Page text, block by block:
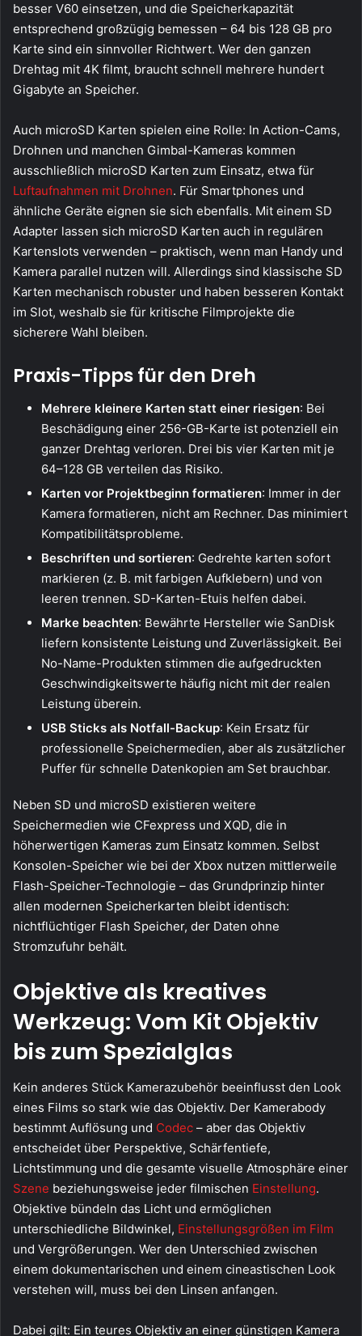
besser V60 einsetzen, und die Speicherkapazität
entsprechend großzügig bemessen – 64 bis 128 GB pro
Karte sind ein sinnvoller Richtwert. Wer den ganzen
Drehtag mit 4K filmt, braucht schnell mehrere hundert
Gigabyte an Speicher.
Auch microSD Karten spielen eine Rolle: In Action-Cams,
Drohnen und manchen Gimbal-Kameras kommen
ausschließlich microSD Karten zum Einsatz, etwa für
Luftaufnahmen mit Drohnen. Für Smartphones und
ähnliche Geräte eignen sie sich ebenfalls. Mit einem SD
Adapter lassen sich microSD Karten auch in regulären
Kartenslots verwenden – praktisch, wenn man Handy und
Kamera parallel nutzen will. Allerdings sind klassische SD
Karten mechanisch robuster und haben besseren Kontakt
im Slot, weshalb sie für kritische Filmprojekte die
sicherere Wahl bleiben.
Praxis-Tipps für den Dreh
Mehrere kleinere Karten statt einer riesigen: Bei
Beschädigung einer 256-GB-Karte ist potenziell ein
ganzer Drehtag verloren. Drei bis vier Karten mit je
64–128 GB verteilen das Risiko.
Karten vor Projektbeginn formatieren: Immer in der
Kamera formatieren, nicht am Rechner. Das minimiert
Kompatibilitätsprobleme.
Beschriften und sortieren: Gedrehte karten sofort
markieren (z. B. mit farbigen Aufklebern) und von
leeren trennen. SD-Karten-Etuis helfen dabei.
Marke beachten: Bewährte Hersteller wie SanDisk
liefern konsistente Leistung und Zuverlässigkeit. Bei
No-Name-Produkten stimmen die aufgedruckten
Geschwindigkeitswerte häufig nicht mit der realen
Leistung überein.
USB Sticks als Notfall-Backup: Kein Ersatz für
professionelle Speichermedien, aber als zusätzlicher
Puffer für schnelle Datenkopien am Set brauchbar.
Neben SD und microSD existieren weitere
Speichermedien wie CFexpress und XQD, die in
höherwertigen Kameras zum Einsatz kommen. Selbst
Konsolen-Speicher wie bei der Xbox nutzen mittlerweile
Flash-Speicher-Technologie – das Grundprinzip hinter
allen modernen Speicherkarten bleibt identisch:
nichtflüchtiger Flash Speicher, der Daten ohne
Stromzufuhr behält.
Objektive als kreatives
Werkzeug: Vom Kit Objektiv
bis zum Spezialglas
Kein anderes Stück Kamerazubehör beeinflusst den Look
eines Films so stark wie das Objektiv. Der Kamerabody
bestimmt Auflösung und Codec – aber das Objektiv
entscheidet über Perspektive, Schärfentiefe,
Lichtstimmung und die gesamte visuelle Atmosphäre einer
Szene beziehungsweise jeder filmischen Einstellung.
Objektive bündeln das Licht und ermöglichen
unterschiedliche Bildwinkel, Einstellungsgrößen im Film
und Vergrößerungen. Wer den Unterschied zwischen
einem dokumentarischen und einem cineastischen Look
verstehen will, muss bei den Linsen anfangen.
Dabei gilt: Ein teures Objektiv an einer günstigen Kamera